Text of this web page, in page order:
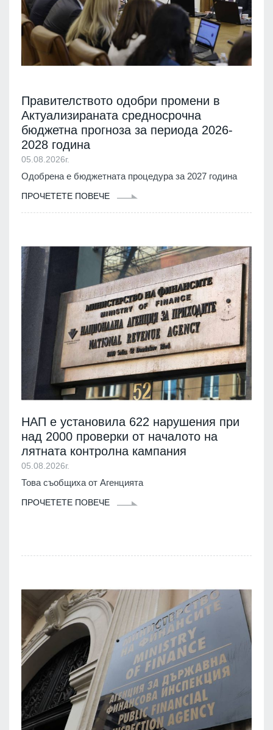
Правителството одобри промени в
Актуализираната средносрочна
бюджетна прогноза за периода 2026-
2028 година
05.08.2026г.
Одобрена е бюджетната процедура за 2027 година
ПРОЧЕТЕТЕ ПОВЕЧЕ
НАП е установила 622 нарушения при
над 2000 проверки от началото на
лятната контролна кампания
05.08.2026г.
Това съобщиха от Агенцията
ПРОЧЕТЕТЕ ПОВЕЧЕ